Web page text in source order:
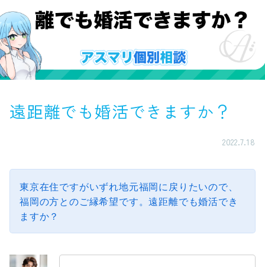
遠距離でも婚活できますか？
2022.7.18
東京在住ですがいずれ地元福岡に戻りたいので、
福岡の方とのご縁希望です。遠距離でも婚活でき
ますか？